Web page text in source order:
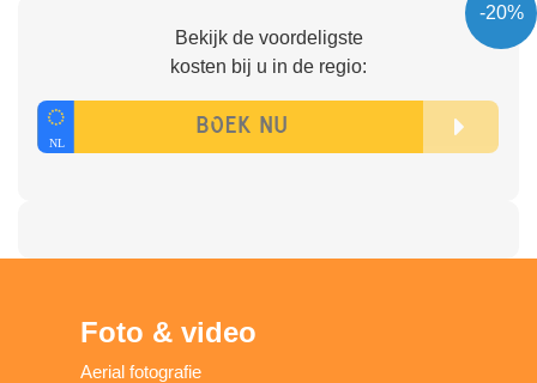
-20%
Bekijk de voordeligste
kosten bij u in de regio:
Foto & video
Aerial fotografie